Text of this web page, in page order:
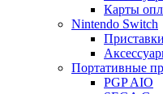
Карты
Nintendo Switch
Приставки
Портативные
PGP AIO